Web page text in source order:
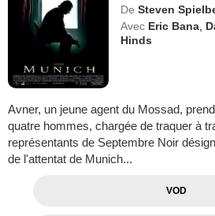
De Steven
Avec Eric Bana
Hinds
Avner, un jeune agent du Mossad,
quatre hommes, chargée de traquer à
représentants de Septembre Noir
de l'attentat de Munich...
VOD